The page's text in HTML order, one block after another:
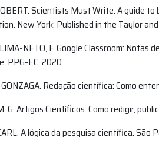
Scientists Must Write: A guide
New York: Published in the Taylor
NETO, F. Google Classroom:
PPG-EC, 2020
Redação científica: Como
G. Artigos Científicos: Como redigir,
A lógica da pesquisa científica. São